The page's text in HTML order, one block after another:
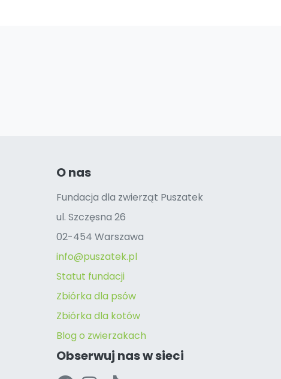
O nas
Fundacja dla zwierząt Puszatek
ul. Szczęsna 26
02-454 Warszawa
info@puszatek.pl
Statut fundacji
Zbiórka dla psów
Zbiórka dla kotów
Blog o zwierzakach
Obserwuj nas w sieci